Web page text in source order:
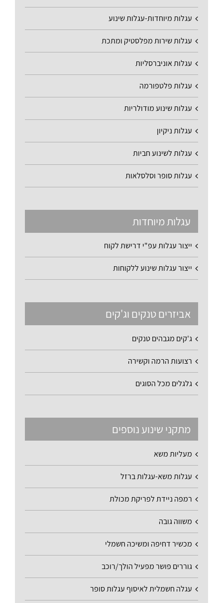
עגלות מיוחדות-עגלות שינוע
עגלות שירות מפלסטיק ומתכת
עגלות אוניברסליות
עגלות פלטפורמה
עגלות שינוע מודולריות
עגלות ניקיון
עגלות לשינוע חביות
עגלות סופר וסלסלאות
עגלות מיוחדות
ייצור עגלות עפ"י דרישת לקוח
ייצור עגלות שינוע ללקוחות
אביזרים טנקים וג'קים
ג'קים מגבהים טנקים
רצועות הרמה וקשירה
גלגלים מכל הסוגים
מתקני שינוע נוספים
מעליות משא
עגלות משא-עגלות ברזל
רמפה ניידת לפריקת מכולת
משווה גובה
מכשיר דחיפה ומשיכה חשמלי
גוררים פושר מפעיל הולך/רוכב
עגלה חשמלית לאיסוף עגלות סופר